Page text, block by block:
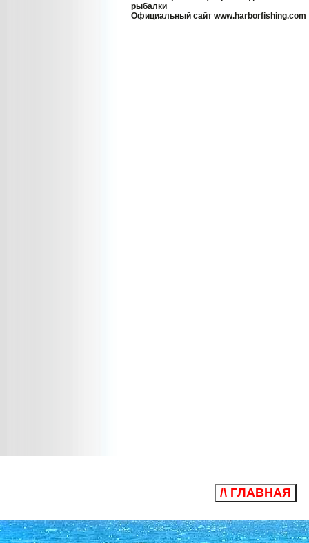
рыбалки
Официальный сайт www.harborfishing.com
/\ ГЛАВНАЯ